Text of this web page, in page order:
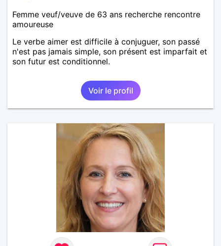
Femme veuf/veuve de 63 ans recherche rencontre
amoureuse
Le verbe aimer est difficile à conjuguer, son passé
n'est pas jamais simple, son présent est imparfait et
son futur est conditionnel.
Voir le profil